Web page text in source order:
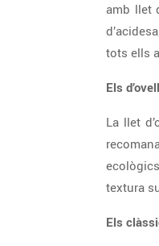
amb llet
tots ells
Els
La llet
textura
Els